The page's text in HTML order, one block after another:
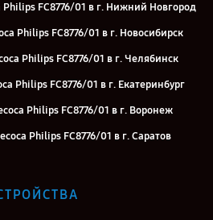
FC8776/01 в г. Нижний Новгород
Philips FC8776/01 в г. Новосибирск
Philips FC8776/01 в г. Челябинск
Philips FC8776/01 в г. Екатеринбург
Philips FC8776/01 в г. Воронеж
Philips FC8776/01 в г. Саратов
Philips FC8776/01 в г. Москва